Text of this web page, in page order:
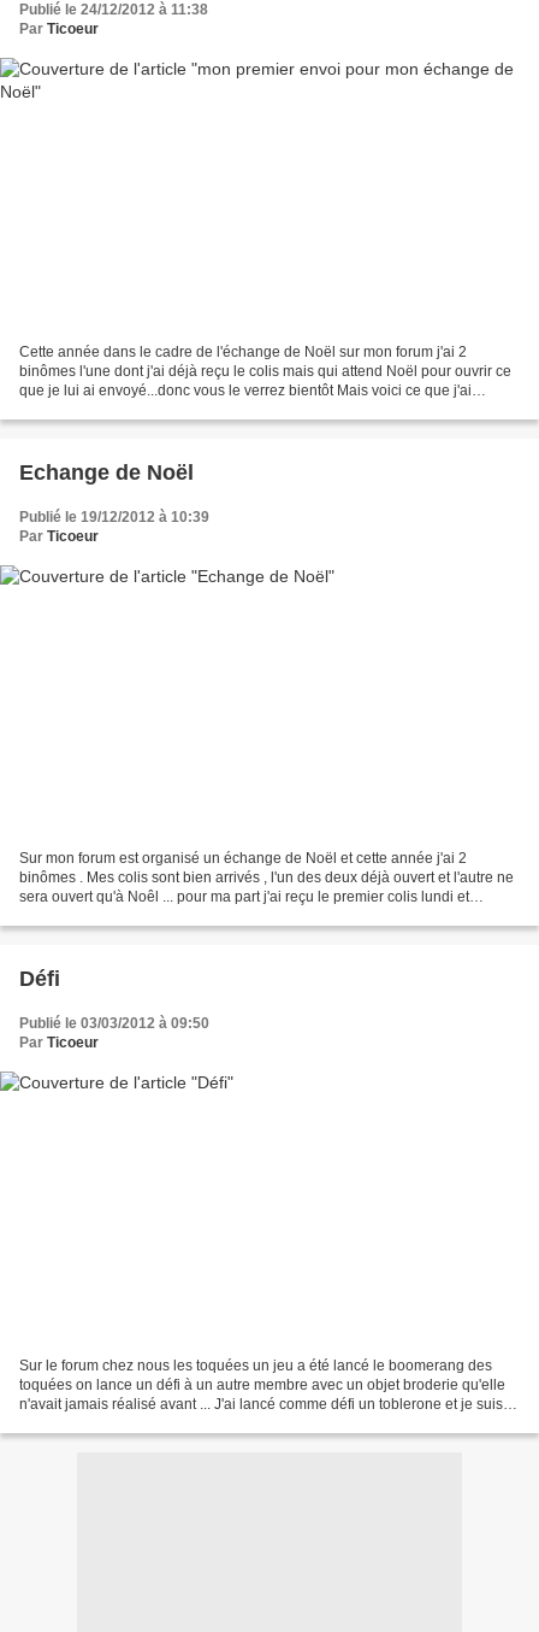
Publié le 24/12/2012 à 11:38
Par Ticoeur
Cette année dans le cadre de l'échange de Noël sur mon forum j'ai 2
binômes l'une dont j'ai déjà reçu le colis mais qui attend Noël pour ouvrir ce
que je lui ai envoyé...donc vous le verrez bientôt Mais voici ce que j'ai
Echange de Noël
Publié le 19/12/2012 à 10:39
Par Ticoeur
Sur mon forum est organisé un échange de Noël et cette année j'ai 2
binômes . Mes colis sont bien arrivés , l'un des deux déjà ouvert et l'autre ne
sera ouvert qu'à Noêl ... pour ma part j'ai reçu le premier colis lundi et
Défi
Publié le 03/03/2012 à 09:50
Par Ticoeur
Sur le forum chez nous les toquées un jeu a été lancé le boomerang des
toquées on lance un défi à un autre membre avec un objet broderie qu'elle
n'avait jamais réalisé avant ... J'ai lancé comme défi un toblerone et je suis